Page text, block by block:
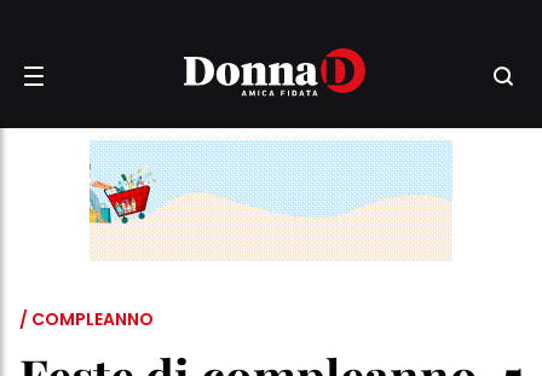
/ COMPLEANNO